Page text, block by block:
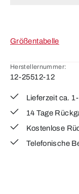
Größentabelle
Herstellernummer:
12-25512-12
Lieferzeit ca.
14 Tage
Kostenlose
Telefonische